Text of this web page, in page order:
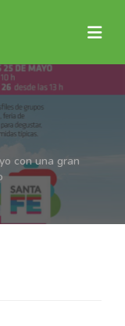
con una gran